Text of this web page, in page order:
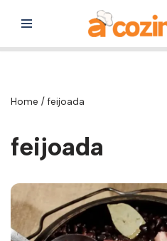
para
Home /feijoada
feijoada